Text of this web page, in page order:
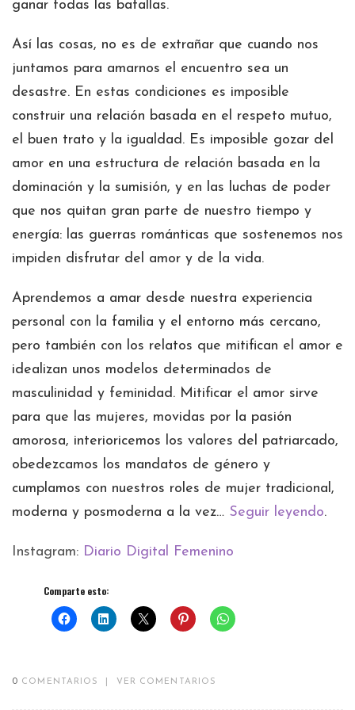
ganar todas las batallas.
Así las cosas, no es de extrañar que cuando nos
juntamos para amarnos el encuentro sea un
desastre. En estas condiciones es imposible
construir una relación basada en el respeto mutuo,
el buen trato y la igualdad. Es imposible gozar del
amor en una estructura de relación basada en la
dominación y la sumisión, y en las luchas de poder
que nos quitan gran parte de nuestro tiempo y
energía: las guerras románticas que sostenemos nos
impiden disfrutar del amor y de la vida.
Aprendemos a amar desde nuestra experiencia
personal con la familia y el entorno más cercano,
pero también con los relatos que mitifican el amor e
idealizan unos modelos determinados de
masculinidad y feminidad. Mitificar el amor sirve
para que las mujeres, movidas por la pasión
amorosa, interioricemos los valores del patriarcado,
obedezcamos los mandatos de género y
cumplamos con nuestros roles de mujer tradicional,
moderna y posmoderna a la vez… Seguir leyendo.
Instagram: Diario Digital Femenino
Comparte esto:
0 COMENTARIOS VER COMENTARIOS